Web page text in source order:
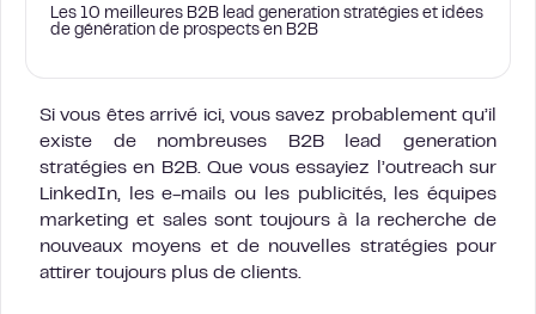
Les 10 meilleures B2B lead generation stratégies et idées
de génération de prospects en B2B
Si vous êtes arrivé ici, vous savez probablement qu’il
existe de nombreuses B2B lead generation
stratégies en B2B. Que vous essayiez l’outreach sur
LinkedIn, les e-mails ou les publicités, les équipes
marketing et sales sont toujours à la recherche de
nouveaux moyens et de nouvelles stratégies pour
attirer toujours plus de clients.